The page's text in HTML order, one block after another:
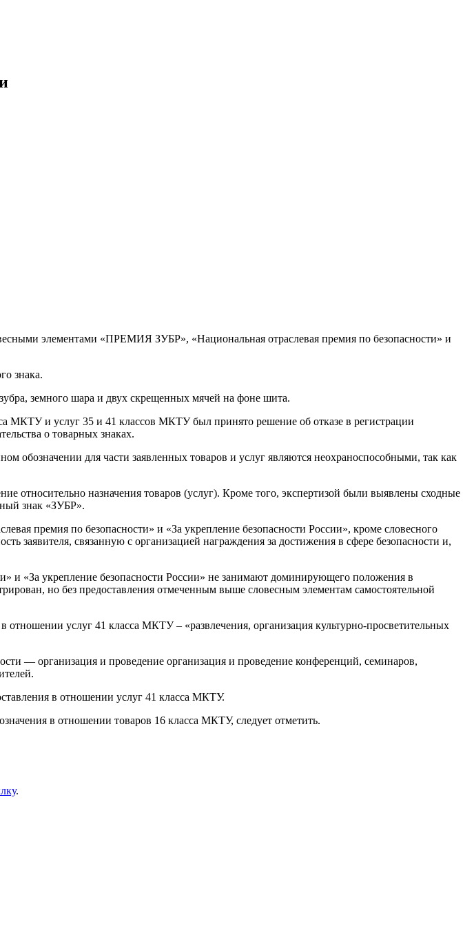
элементами «ПРЕМИЯ ЗУБР», «Национальная отраслевая премия по безопасности» и
знака.
земного шара и двух скрещенных мячей на фоне шита.
МКТУ и услуг 35 и 41 классов МКТУ был принято решение об отказе в регистрации
о товарных знаках.
обозначении для части заявленных товаров и услуг являются неохраноспособными, так как
относительно назначения товаров (услуг). Кроме того, экспертизой были выявлены сходные
знак «ЗУБР».
премия по безопасности» и «За укрепление безопасности России», кроме словесного
заявителя, связанную с организацией награждения за достижения в сфере безопасности и,
и «За укрепление безопасности России» не занимают доминирующего положения в
но без предоставления отмеченным выше словесным элементам самостоятельной
услуг 41 класса МКТУ – «развлечения, организация культурно-просветительных
— организация и проведение организация и проведение конференций, семинаров,
в отношении услуг 41 класса МКТУ.
в отношении товаров 16 класса МКТУ, следует отметить.
.